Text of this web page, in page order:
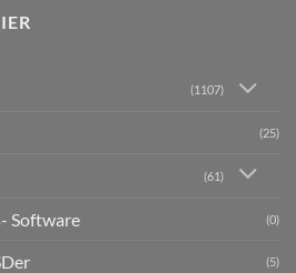
(1107)
(25)
(61)
Software (0)
(5)